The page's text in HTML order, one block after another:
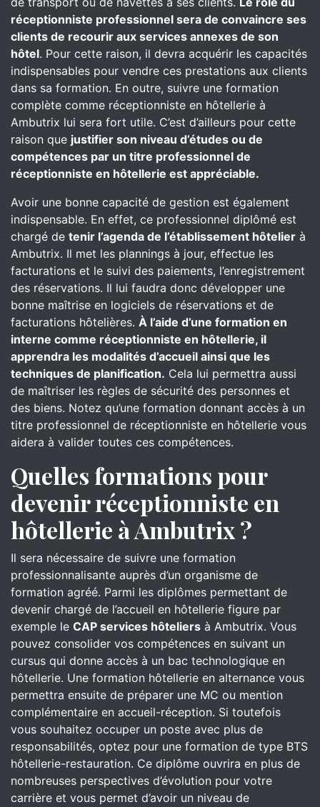
réceptionniste professionnel sera de convaincre ses
clients de recourir aux services annexes de son
hôtel. Pour cette raison, il devra acquérir les capacités
indispensables pour vendre ces prestations aux clients
dans sa formation. En outre, suivre une formation
complète comme réceptionniste en hôtellerie à
Ambutrix lui sera fort utile. C’est d’ailleurs pour cette
raison que justifier son niveau d’études ou de
compétences par un titre professionnel de
réceptionniste en hôtellerie est appréciable.
Avoir une bonne capacité de gestion est également
indispensable. En effet, ce professionnel diplômé est
chargé de tenir l’agenda de l’établissement hôtelier à
Ambutrix. Il met les plannings à jour, effectue les
facturations et le suivi des paiements, l’enregistrement
des réservations. Il lui faudra donc développer une
bonne maîtrise en logiciels de réservations et de
facturations hôtelières. À l’aide d’une formation en
interne comme réceptionniste en hôtellerie, il
apprendra les modalités d’accueil ainsi que les
techniques de planification. Cela lui permettra aussi
de maîtriser les règles de sécurité des personnes et
des biens. Notez qu’une formation donnant accès à un
titre professionnel de réceptionniste en hôtellerie vous
aidera à valider toutes ces compétences.
Quelles formations pour
devenir réceptionniste en
hôtellerie à Ambutrix ?
Il sera nécessaire de suivre une formation
professionnalisante auprès d’un organisme de
formation agréé. Parmi les diplômes permettant de
devenir chargé de l’accueil en hôtellerie figure par
exemple le CAP services hôteliers à Ambutrix. Vous
pouvez consolider vos compétences en suivant un
cursus qui donne accès à un bac technologique en
hôtellerie. Une formation hôtellerie en alternance vous
permettra ensuite de préparer une MC ou mention
complémentaire en accueil-réception. Si toutefois
vous souhaitez occuper un poste avec plus de
responsabilités, optez pour une formation de type BTS
hôtellerie-restauration. Ce diplôme ouvrira en plus de
nombreuses perspectives d’évolution pour votre
carrière et vous permet d’avoir un niveau de